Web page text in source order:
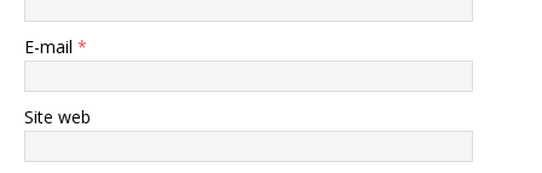
E-mail *
Site web